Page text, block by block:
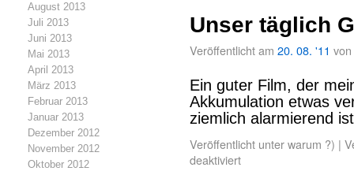
August 2013
Juli 2013
Juni 2013
Mai 2013
April 2013
März 2013
Februar 2013
Januar 2013
Dezember 2012
November 2012
Oktober 2012
Unser täglich
Veröffentlicht am 20. 08. '11 von
Ein guter Film, der
Akkumulation etwas
ziemlich alarmierend
Veröffentlicht unterwarum ?) |
deaktiviert